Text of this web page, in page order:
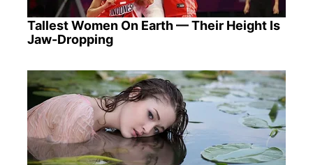
Tallest Women On Earth — Their Height Is
Jaw-Dropping